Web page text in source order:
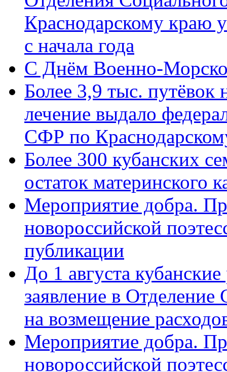
Краснодарскому краю
с начала года
C Днём Военно-
Более 3,9 тыс. путёвок
лечение выдало
СФР по
Более 300 кубанских
остаток материнского
Мероприятие добра.
новороссийской
публикации
До 1 августа
заявление в
на возмещение
Мероприятие добра.
новороссийской